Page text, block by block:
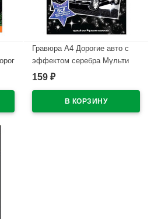
Гравюра А4 Дорогие авто с
эффектом серебра Мульти
Арт арт.SCRSILV18X24-
159 ₽